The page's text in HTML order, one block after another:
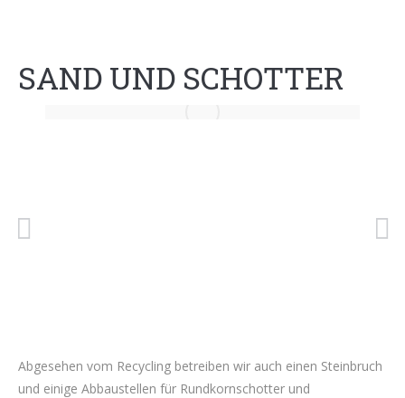
SAND UND SCHOTTER
Abgesehen vom Recycling betreiben wir auch einen Steinbruch
und einige Abbaustellen für Rundkornschotter und